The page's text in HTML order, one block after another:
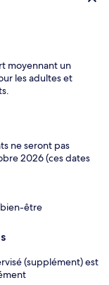
moyennant un
les adultes et
ne seront pas
2026 (ces dates
être
(supplément) est